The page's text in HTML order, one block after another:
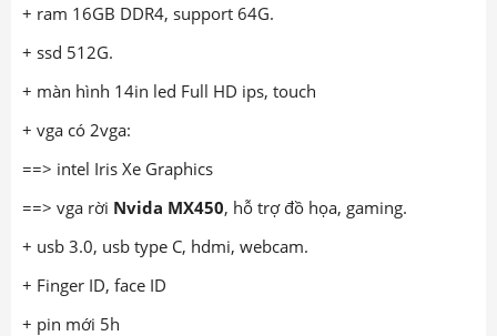
+ ram 16GB DDR4, support 64G.
+ ssd 512G.
+ màn hình 14in led Full HD ips, touch
+ vga có 2vga:
==> intel Iris Xe Graphics
==> vga rời Nvida MX450, hỗ trợ đồ họa, gaming.
+ usb 3.0, usb type C, hdmi, webcam.
+ Finger ID, face ID
+ pin mới 5h